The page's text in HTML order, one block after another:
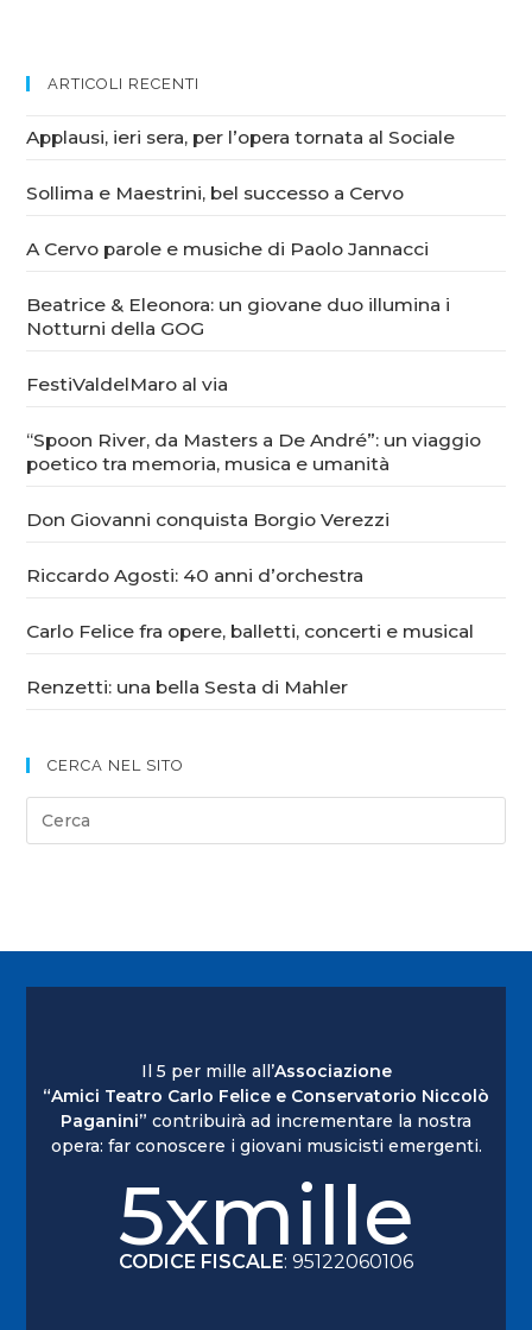
ARTICOLI RECENTI
Applausi, ieri sera, per l’opera tornata al Sociale
Sollima e Maestrini, bel successo a Cervo
A Cervo parole e musiche di Paolo Jannacci
Beatrice & Eleonora: un giovane duo illumina i
Notturni della GOG
FestiValdelMaro al via
“Spoon River, da Masters a De André”: un viaggio
poetico tra memoria, musica e umanità
Don Giovanni conquista Borgio Verezzi
Riccardo Agosti: 40 anni d’orchestra
Carlo Felice fra opere, balletti, concerti e musical
Renzetti: una bella Sesta di Mahler
CERCA NEL SITO
Il 5 per mille all’Associazione
“Amici Teatro Carlo Felice e Conservatorio Niccolò
Paganini” contribuirà ad incrementare la nostra
opera: far conoscere i giovani musicisti emergenti.
5xmille
CODICE FISCALE: 95122060106